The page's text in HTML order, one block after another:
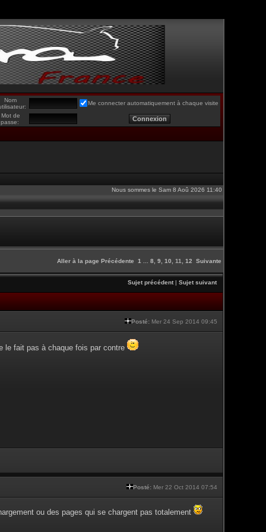
Nom
Me connecter automatiquement à chaque visite
Mot de
passe:
Nous sommes le Sam 8 Aoû 2026 11:40
Aller à la page Précédente 1 8 9 10 11 12 Suivante
Sujet précédent| Sujet suivant
Posté: Mer 24 Sep 2014 09:45
le fait pas à chaque fois par contre
Posté: Mer 22 Oct 2014 07:54
ou des pages qui se chargent pas totalement